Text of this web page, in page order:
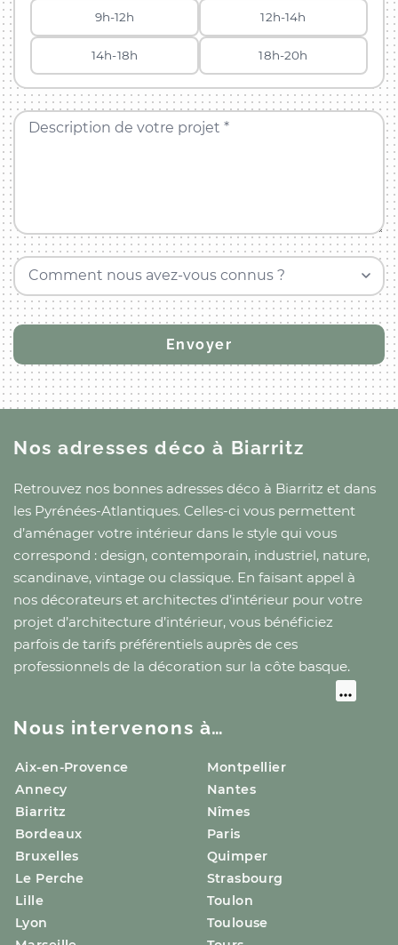
9h-12h 12h-14h
14h-18h 18h-20h
Description de votre projet *
Comment nous avez-vous connus ?
Nos adresses décoà Biarritz
Retrouvez nos bonnes adresses déco à Biarritz et dans
les Pyrénées-Atlantiques. Celles-ci vous permettent
d’aménager votre intérieur dans le style qui vous
correspond : design, contemporain, industriel, nature,
scandinave, vintage ou classique. En faisant appel à
nos décorateurs et architectes d’intérieur pour votre
projet d’architecture d’intérieur, vous bénéficiez
parfois de tarifs préférentiels auprès de ces
professionnels de la décoration sur la côte basque.
Nous intervenons à…
Aix-en-Provence
Annecy
Biarritz
Bordeaux
Bruxelles
Le Perche
Lille
Lyon
Montpellier
Nantes
Nîmes
Paris
Quimper
Strasbourg
Toulon
Toulouse